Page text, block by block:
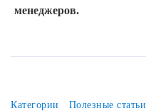
менеджеров.
Категории Полезные статьи